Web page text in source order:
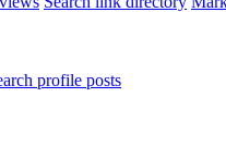
profile posts